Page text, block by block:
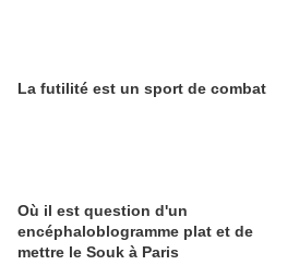
La futilité est un sport de combat
Où il est question d'un
encéphaloblogramme plat et de
mettre le Souk à Paris